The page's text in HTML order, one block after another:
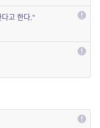
고 한다."